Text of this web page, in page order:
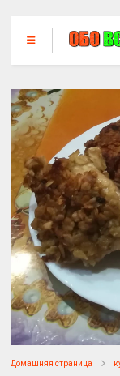
Домашняя страница